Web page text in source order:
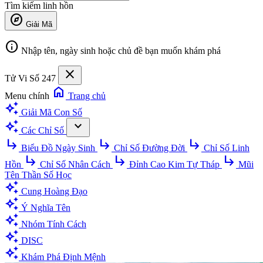
Tìm kiếm linh hồn
explore Giải Mã
info Nhập tên, ngày sinh hoặc chủ đề bạn muốn khám phá
Tử Vi Số 247 close
Menu chính home Trang chủ
auto_awesome Giải Mã Con Số
auto_awesome Các Chỉ Số
expand_more
subdirectory_arrow_right Biểu Đồ Ngày Sinh subdirectory_arrow_right Chỉ Số Đường Đời subdirectory_arrow_right Chỉ Số Linh
Hồn subdirectory_arrow_right Chỉ Số Nhân Cách subdirectory_arrow_right Đỉnh Cao Kim Tự Tháp subdirectory_arrow_right Mũi
Tên Thần Số Học
auto_awesome Cung Hoàng Đạo
auto_awesome Ý Nghĩa Tên
auto_awesome Nhóm Tính Cách
auto_awesome DISC
auto_awesome Khám Phá Định Mệnh